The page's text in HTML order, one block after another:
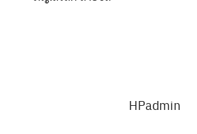
HPadmin